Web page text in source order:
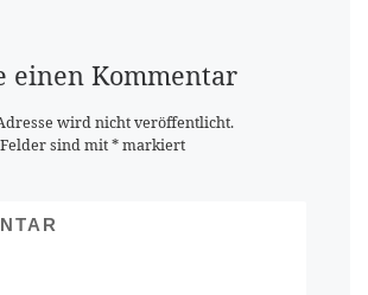
einen Kommentar
wird nicht veröffentlicht.
sind mit*markiert